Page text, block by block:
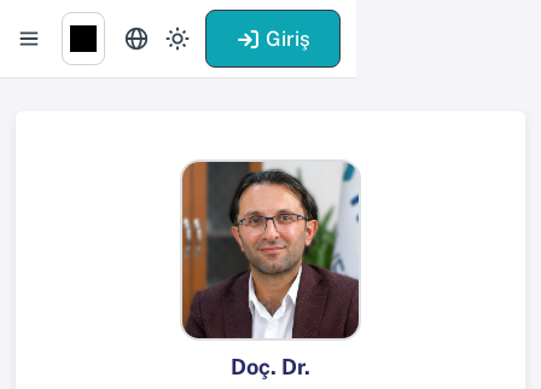
Giriş
Doç. Dr.